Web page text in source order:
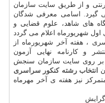
و از طریق سایت سازمان
گیرد. اسامی معرفی شدگان
های شاهد، علوم قضایی و
شهریورماه اعلام می گردد
، هفته آخر شهریورماه از
و کارنامه نهایی آزمون
بر روی سایت سازمان سنجش
انتخاب رشته کنکور سراسری
نیز هفته ی آخر مهرماه